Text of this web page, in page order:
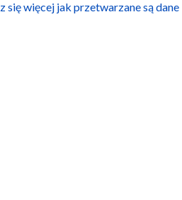
się więcej jak przetwarzane są dane